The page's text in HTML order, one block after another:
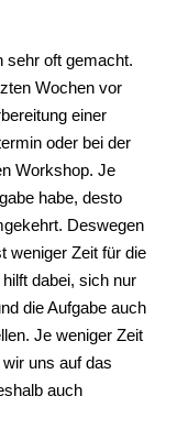
sehr oft gemacht.
Wochen vor
einer
oder bei der
Workshop. Je
habe, desto
Deswegen
weniger Zeit für die
dabei, sich nur
die Aufgabe auch
Je weniger Zeit
uns auf das
auch